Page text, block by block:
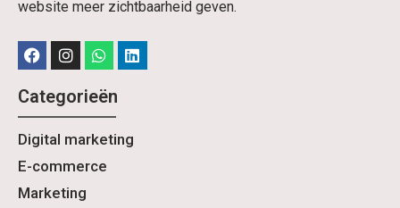
website meer zichtbaarheid geven.
Categorieën
Digital marketing
E-commerce
Marketing